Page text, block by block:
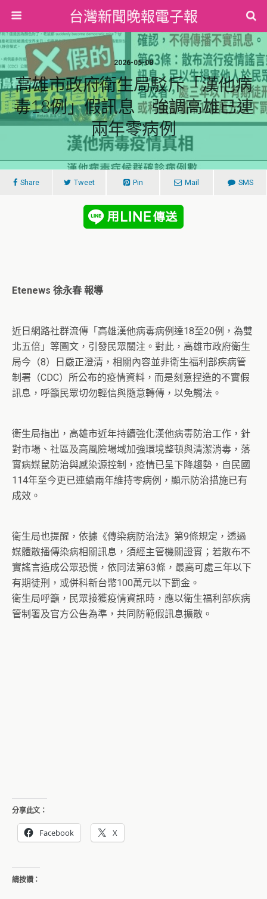
台灣新聞晚報電子報
2026-05-08
高雄市政府衛生局駁斥「漢他病
毒18例」假訊息 強調高雄已連
兩年零病例
Share Tweet Pin Mail SMS
Etenews 徐永春 報導
近日網路社群流傳「高雄漢他病毒病例達18至20例，為雙
北五倍」等圖文，引發民眾關注。對此，高雄市政府衛生
局今（8）日嚴正澄清，相關內容並非衛生福利部疾病管
制署（CDC）所公布的疫情資料，而是刻意捏造的不實假
訊息，呼籲民眾切勿輕信與隨意轉傳，以免觸法。
衛生局指出，高雄市近年持續強化漢他病毒防治工作，針
對市場、社區及高風險場域加強環境整頓與清潔消毒，落
實病媒鼠防治與感染源控制，疫情已呈下降趨勢，自民國
114年至今更已連續兩年維持零病例，顯示防治措施已有
成效。
衛生局也提醒，依據《傳染病防治法》第9條規定，透過
媒體散播傳染病相關訊息，須經主管機關證實；若散布不
實謠言造成公眾恐慌，依同法第63條，最高可處三年以下
有期徒刑，或併科新台幣100萬元以下罰金。
衛生局呼籲，民眾接獲疫情資訊時，應以衛生福利部疾病
管制署及官方公告為準，共同防範假訊息擴散。
分享此文：
Facebook X
請按讚：